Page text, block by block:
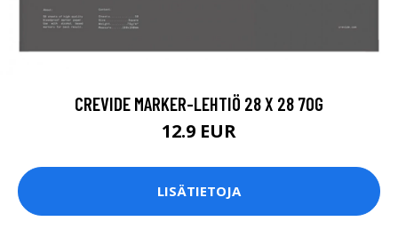
CREVIDE MARKER-LEHTIÖ 28 X 28 70G
12.9 EUR
LISÄTIETOJA